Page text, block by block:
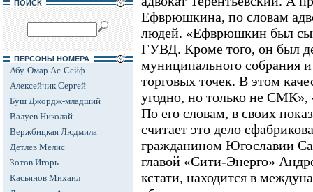
ПОИСК
ПЕРСОНЫ НОМЕРА
Абу-Омар Ас-Сейф
Алексейчик Сергей
Буш Джордж-младший
Валуев Николай
Вержбицкая Людмила
Детлев Мелис
Зотов Игорь
Касьянов Михаил
Ефврюшкина, по словам
людей. «Ефврюшкин был
ГУВД. Кроме того, он был
муниципального собрания и
торговых точек. В этом
угодно, но только не СМК»,
По его словам, в своих
считает это дело
гражданином Югославии
главой «Сити-Энерго»
кстати, находится в